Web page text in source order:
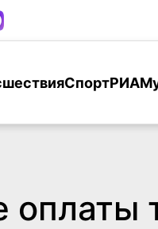
СпортРИА